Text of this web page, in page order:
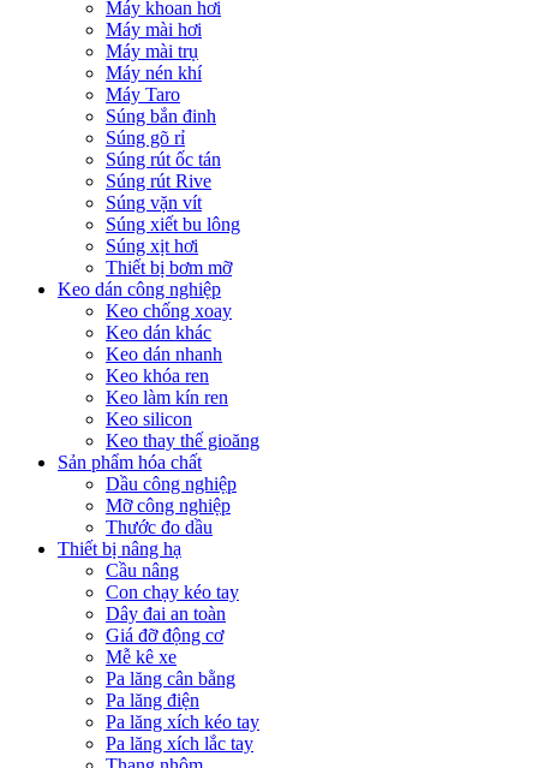
Máy khoan hơi
Máy mài hơi
Máy mài trụ
Máy nén khí
Máy Taro
Súng bắn đinh
Súng gõ rỉ
Súng rút ốc tán
Súng rút Rive
Súng vặn vít
Súng xiết bu lông
Súng xịt hơi
Thiết bị bơm mỡ
Keo dán công nghiệp
Keo chống xoay
Keo dán khác
Keo dán nhanh
Keo khóa ren
Keo làm kín ren
Keo silicon
Keo thay thế gioăng
Sản phẩm hóa chất
Dầu công nghiệp
Mỡ công nghiệp
Thước đo dầu
Thiết bị nâng hạ
Cầu nâng
Con chạy kéo tay
Dây đai an toàn
Giá đỡ động cơ
Mễ kê xe
Pa lăng cân bằng
Pa lăng điện
Pa lăng xích kéo tay
Pa lăng xích lắc tay